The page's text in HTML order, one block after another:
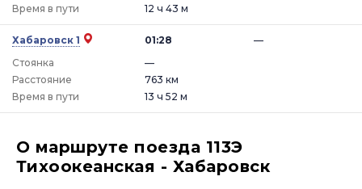
Время в пути
12 ч 43 м
Хабаровск 1
01:28
Стоянка
—
—
Расстояние
763 км
Время в пути
13 ч 52 м
О маршруте поезда 113Э
Тихоокеанская - Хабаровск